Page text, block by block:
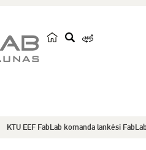
k
KTU EEF FabLab komanda lankėsi